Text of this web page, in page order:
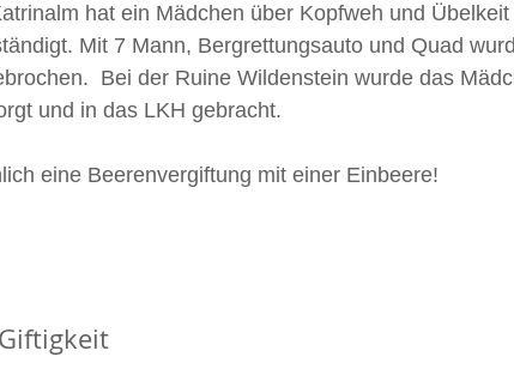
hat ein Mädchen über Kopfweh und
Mit 7 Mann, Bergrettungsauto und Quad
Bei der Ruine Wildenstein wurde das
und in das LKH gebracht.
eine Beerenvergiftung mit einer Einbeere!